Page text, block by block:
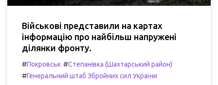
Військові представили на картах
інформацію про найбільш напружені
ділянки фронту.
#Покровськ #Степанівка (Шахтарський район)
#Генеральний штаб Збройних сил України